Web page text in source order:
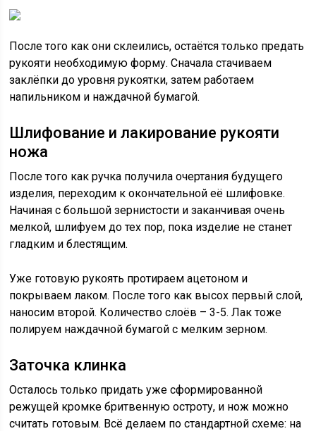
После того как они склеились, остаётся только предать
рукояти необходимую форму. Сначала стачиваем
заклёпки до уровня рукоятки, затем работаем
напильником и наждачной бумагой.
Шлифование и лакирование рукояти
ножа
После того как ручка получила очертания будущего
изделия, переходим к окончательной её шлифовке.
Начиная с большой зернистости и заканчивая очень
мелкой, шлифуем до тех пор, пока изделие не станет
гладким и блестящим.
Уже готовую рукоять протираем ацетоном и
покрываем лаком. После того как высох первый слой,
наносим второй. Количество слоёв – 3-5. Лак тоже
полируем наждачной бумагой с мелким зерном.
Заточка клинка
Осталось только придать уже сформированной
режущей кромке бритвенную остроту, и нож можно
считать готовым. Всё делаем по стандартной схеме: на